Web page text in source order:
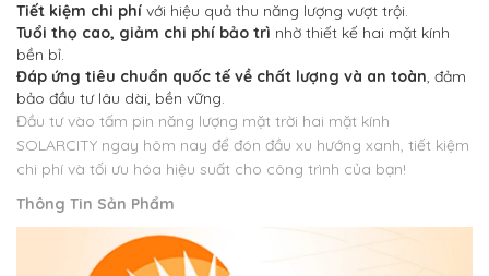
Tiết kiệm chi phí với hiệu quả thu năng lượng vượt trội.
Tuổi thọ cao, giảm chi phí bảo trì nhờ thiết kế hai mặt kính
bền bỉ.
Đáp ứng tiêu chuẩn quốc tế về chất lượng và an toàn, đảm
bảo đầu tư lâu dài, bền vững.
Đầu tư vào tấm pin năng lượng mặt trời hai mặt kính
SOLARCITY ngay hôm nay để đón đầu xu hướng xanh, tiết kiệm
chi phí và tối ưu hóa hiệu suất cho công trình của bạn!
Thông Tin Sản Phẩm